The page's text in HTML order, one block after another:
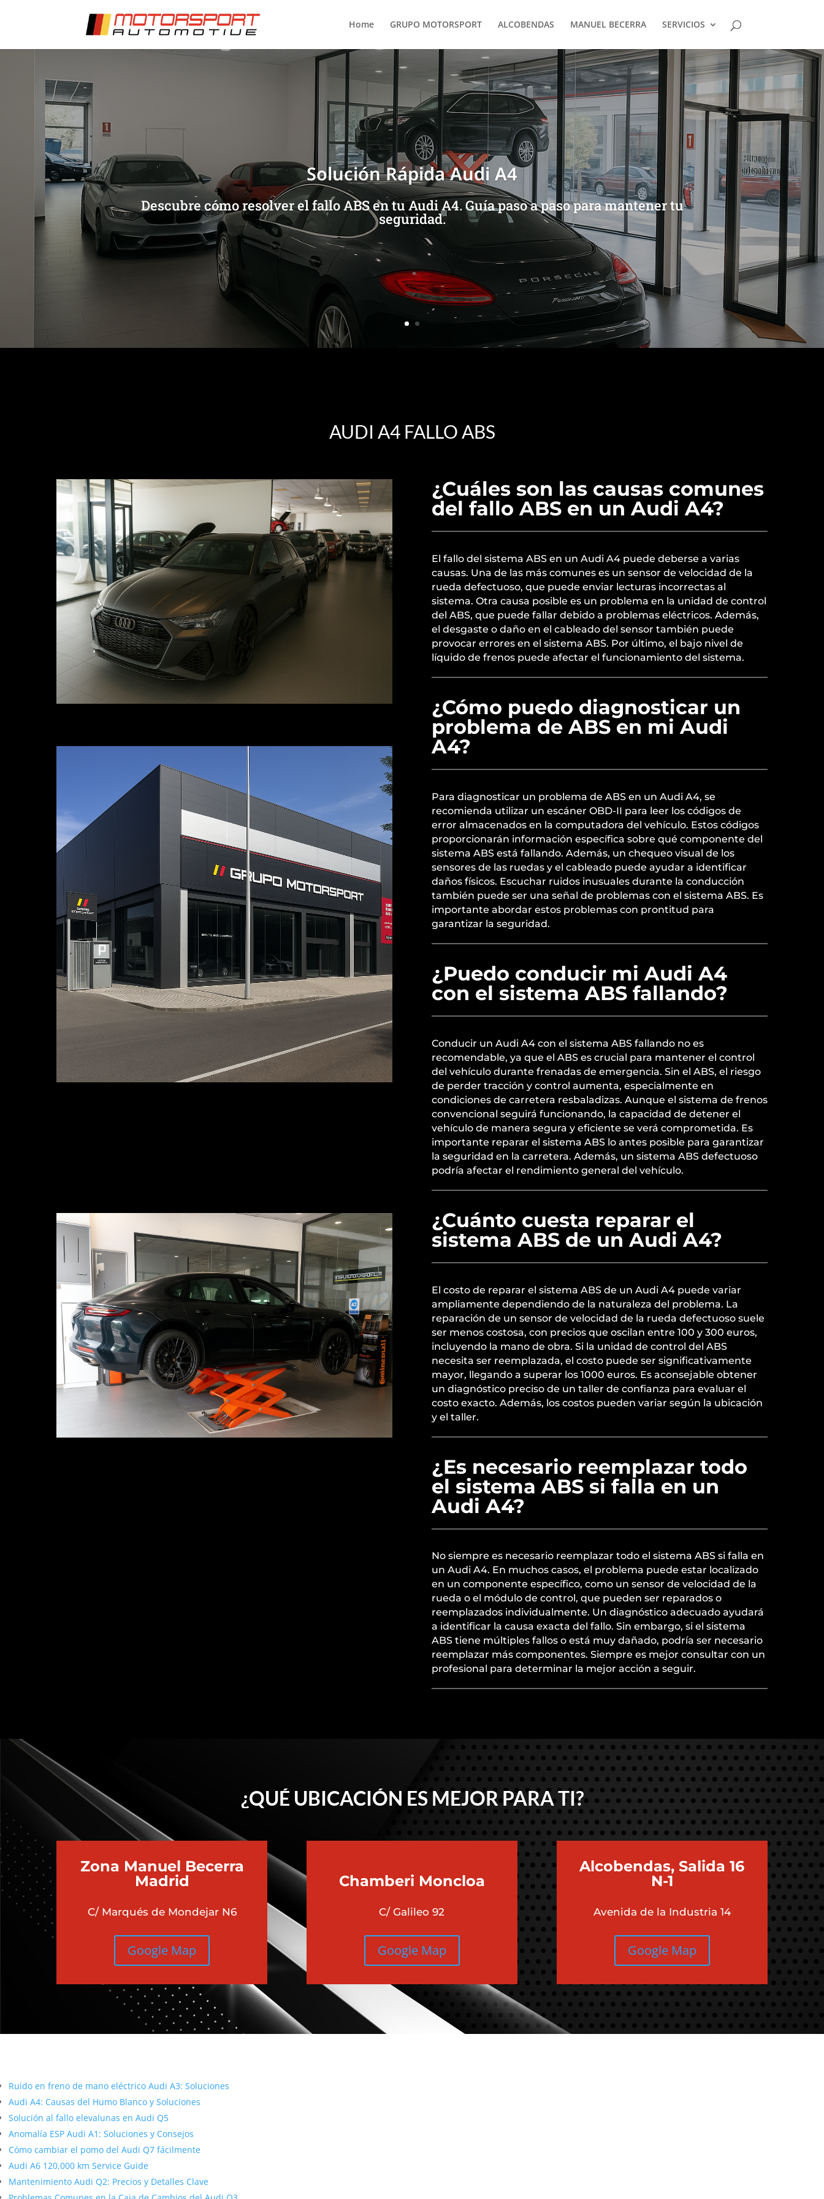
Home GRUPO MOTORSPORT ALCOBENDAS MANUEL BECERRA SERVICIOS
Solución Rápida Audi A4
Descubre cómo resolver el fallo ABS en tu Audi A4. Guía paso a paso para mantener tu
seguridad.
AUDI A4 FALLO ABS
¿Cuáles son las causas comunes
del fallo ABS en un Audi A4?
El fallo del sistema ABS en un Audi A4 puede deberse a varias
causas. Una de las más comunes es un sensor de velocidad de la
rueda defectuoso, que puede enviar lecturas incorrectas al
sistema. Otra causa posible es un problema en la unidad de control
del ABS, que puede fallar debido a problemas eléctricos. Además,
el desgaste o daño en el cableado del sensor también puede
provocar errores en el sistema ABS. Por último, el bajo nivel de
líquido de frenos puede afectar el funcionamiento del sistema.
¿Cómo puedo diagnosticar un
problema de ABS en mi Audi
A4?
Para diagnosticar un problema de ABS en un Audi A4, se
recomienda utilizar un escáner OBD-II para leer los códigos de
error almacenados en la computadora del vehículo. Estos códigos
proporcionarán información específica sobre qué componente del
sistema ABS está fallando. Además, un chequeo visual de los
sensores de las ruedas y el cableado puede ayudar a identificar
daños físicos. Escuchar ruidos inusuales durante la conducción
también puede ser una señal de problemas con el sistema ABS. Es
importante abordar estos problemas con prontitud para
garantizar la seguridad.
¿Puedo conducir mi Audi A4
con el sistema ABS fallando?
Conducir un Audi A4 con el sistema ABS fallando no es
recomendable, ya que el ABS es crucial para mantener el control
del vehículo durante frenadas de emergencia. Sin el ABS, el riesgo
de perder tracción y control aumenta, especialmente en
condiciones de carretera resbaladizas. Aunque el sistema de frenos
convencional seguirá funcionando, la capacidad de detener el
vehículo de manera segura y eficiente se verá comprometida. Es
importante reparar el sistema ABS lo antes posible para garantizar
la seguridad en la carretera. Además, un sistema ABS defectuoso
podría afectar el rendimiento general del vehículo.
¿Cuánto cuesta reparar el
sistema ABS de un Audi A4?
El costo de reparar el sistema ABS de un Audi A4 puede variar
ampliamente dependiendo de la naturaleza del problema. La
reparación de un sensor de velocidad de la rueda defectuoso suele
ser menos costosa, con precios que oscilan entre 100 y 300 euros,
incluyendo la mano de obra. Si la unidad de control del ABS
necesita ser reemplazada, el costo puede ser significativamente
mayor, llegando a superar los 1000 euros. Es aconsejable obtener
un diagnóstico preciso de un taller de confianza para evaluar el
costo exacto. Además, los costos pueden variar según la ubicación
y el taller.
¿Es necesario reemplazar todo
el sistema ABS si falla en un
Audi A4?
No siempre es necesario reemplazar todo el sistema ABS si falla en
un Audi A4. En muchos casos, el problema puede estar localizado
en un componente específico, como un sensor de velocidad de la
rueda o el módulo de control, que pueden ser reparados o
reemplazados individualmente. Un diagnóstico adecuado ayudará
a identificar la causa exacta del fallo. Sin embargo, si el sistema
ABS tiene múltiples fallos o está muy dañado, podría ser necesario
reemplazar más componentes. Siempre es mejor consultar con un
profesional para determinar la mejor acción a seguir.
¿QUÉ UBICACIÓN ES MEJOR PARA TI?
Zona Manuel Becerra
Madrid
C/ Marqués de Mondejar N6
Google Map
Chamberi Moncloa
C/ Galileo 92
Google Map
Alcobendas, Salida 16
N-1
Avenida de la Industria 14
Google Map
Ruido en freno de mano eléctrico Audi A3: Soluciones
Audi A4: Causas del Humo Blanco y Soluciones
Solución al fallo elevalunas en Audi Q5
Anomalía ESP Audi A1: Soluciones y Consejos
Cómo cambiar el pomo del Audi Q7 fácilmente
Audi A6 120,000 km Service Guide
Mantenimiento Audi Q2: Precios y Detalles Clave